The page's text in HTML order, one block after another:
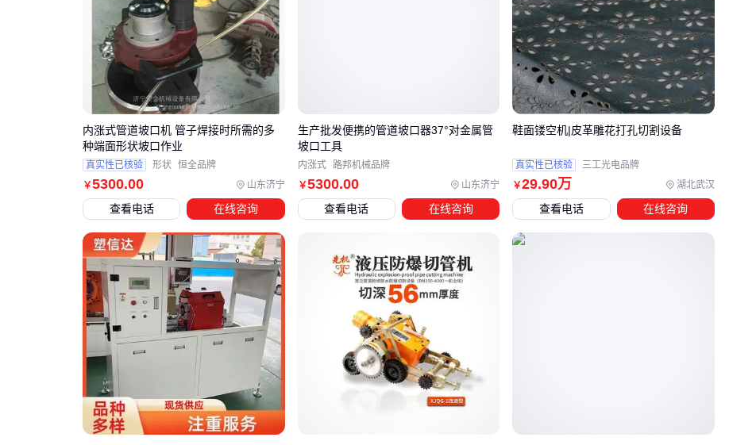
：精度要求应匹配实际工况，高压密封选0.1mm级，常压
三、从冲压到水刀：哪种技术路线适合你的产量？
根据月产量和垫片类型，主流方案对比如下：
适用场景 优势；局限
振动刀切
小批量多品
换模时间短；厚度
冲压成型
标准化大批
水刀切割
具体选型建议：
￥5300.00 山东济宁
内涨式管道坡口机 管子焊接时所需的多
种端面形状坡口作业
真实性已核验 形状 恒全品牌
查看电话 在线咨询
￥5300.00 山东济宁
生产批发便携的管道坡口器37°对金属管
坡口工具
内涨式 路邦机械品牌
查看电话 在线咨询
￥29.90万 湖北武汉
鞋面镂空机|皮革雕花打孔切割设备
真实性已核验 三工光电品牌
查看电话 在线咨询